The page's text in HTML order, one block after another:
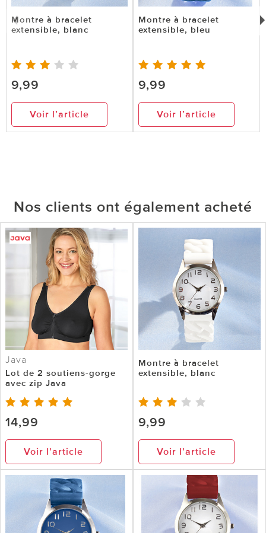
Montre à bracelet
extensible, blanc
9,99
Voir l’article
Montre à bracelet
extensible, bleu
9,99
Voir l’article
Nos clients ont également acheté
Java
Lot de 2 soutiens-gorge
avec zip Java
14,99
Voir l’article
Montre à bracelet
extensible, blanc
9,99
Voir l’article